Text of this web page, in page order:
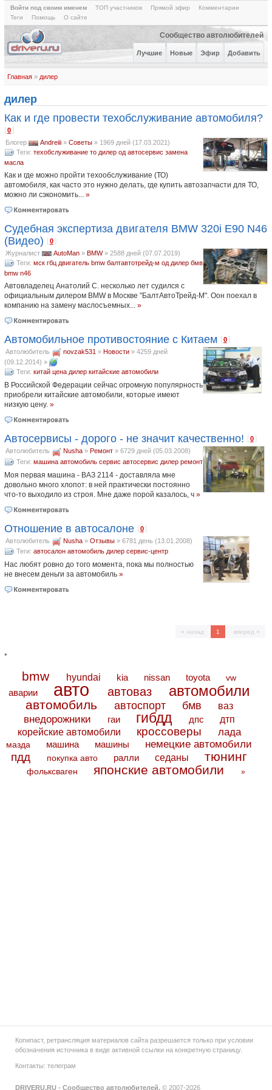
Войти под своим именем ТОП участников Прямой эфир
Комментарии
Теги
Помощь О сайте
Сообщество автолюбителей
Лучшие Новые Эфир Добавить
Главная» дилер
дилер
Как и где провести техобслуживание автомобиля?
[0
Блогер Andreiii» Советы» 1969 дней (17.03.2021)
Теги: техобслуживание то дилер од автосервис замена
масла
Как и где можно пройти техообслуживание (ТО)
автомобиля, как часто это нужно делать, где купить автозапчасти для ТО,
можно ли сэкономить... »
Судебная экспертиза двигателя BMW 320i E90 N46
(Видео) [0
Журналист AutoMan» BMW» 2588 дней (07.07.2019)
Теги: мск гбц двигатель bmw балтавтотрейд-м од дилер бмв
bmw n46
Автовладелец Анатолий С. несколько лет судился с
официальным дилером BMW в Москве "БалтАвтоТрейд-М". Оон поехал в
компанию на замену маслосъемных... »
Автомобильное противостояние с Китаем [0
Автолюбитель novzak531 » Новости» 4259 дней
(09.12.2014) »
Теги: китай цена дилер китайские автомобили
В Российской Федерации сейчас огромную популярность
приобрели китайские автомобили, которые имеют
низкую цену. »
Автосервисы - дорого - не значит качественно! [0
Автолюбитель Nusha» Ремонт» 6729 дней (05.03.2008)
Теги: машина автомобиль сервис автосервис дилер ремонт
Моя первая машина - ВАЗ 2114 - доставляла мне
довольно много хлопот: в ней практически постоянно
что-то выходило из строя. Мне даже порой казалось, ч »
Отношение в автосалоне [0 ]
Автолюбитель Nusha» Отзывы» 6781 день (13.01.2008)
Теги: автосалон автомобиль дилер сервис-центр
Нас любят ровно до того момента, пока мы полностью
не внесем деньги за автомобиль »
« назад 1 вперед »
*
bmw hyundai kia nissan toyota vw
аварии авто автоваз автомобили
автомобиль автоспорт бмв ваз
внедорожники гаи гибдд дпс дтп
корейские автомобили кроссоверы лада
мазда машина машины немецкие автомобили
пдд покупка авто ралли седаны тюнинг
фольксваген японские автомобили »
Копипаст, ретрансляция материалов сайта разрешается только при условии
обозначения источника в виде активной ссылки на конкретную страницу.
Контакты: телеграм
DRIVERU.RU - Сообщество автолюбителей. © 2007-2026